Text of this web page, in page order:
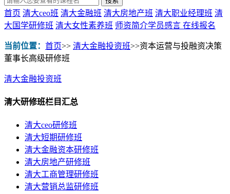
首页 清大ceo班 清大金融班 清大房地产班 清大职业经理班 清
大国学研修班 清大女性素养班 师资简介学员感言 在线报名
当前位置： 首页>> 清大金融投资班>>资本运营与投融资决策
董事长高级研修班
清大金融投资班
清大研修班栏目汇总
清大ceo研修班
清大短期研修班
清大金融资本研修班
清大房地产研修班
清大工商管理研修班
清大营销总监研修班